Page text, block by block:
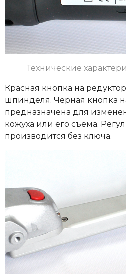
Технические
Красная кнопка на
шпинделя. Черная кнопка
предназначена для
кожуха или его съема.
производится без ключа.